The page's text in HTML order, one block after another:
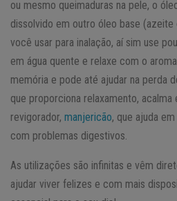
ou mesmo queimaduras na pele, o
dissolvido em outro óleo base
você usar para inalação, aí sim use
em água quente e relaxe com o
memória e pode até ajudar na perda
que proporciona relaxamento, acalma
revigorador, manjericão, que ajuda
com problemas digestivos.
As utilizações são infinitas e vêm
ajudar viver felizes e com mais